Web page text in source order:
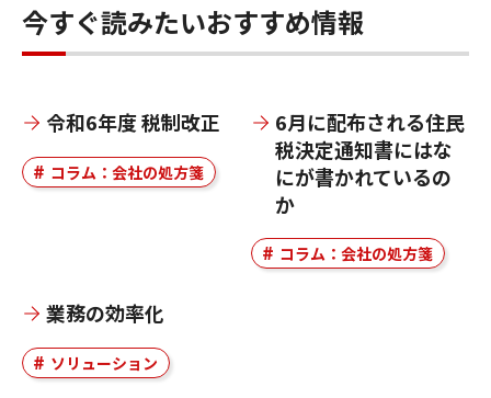
今すぐ読みたいおすすめ情報
令和6年度 税制改正
コラム：会社の処方箋
6月に配布される住民
税決定通知書にはな
にが書かれているの
か
コラム：会社の処方箋
業務の効率化
ソリューション